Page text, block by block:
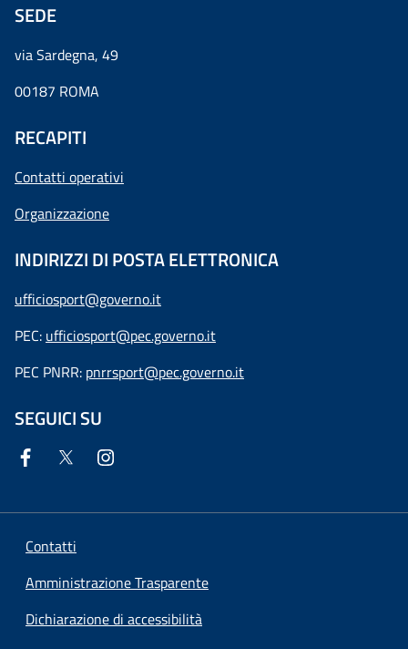
SEDE
via Sardegna, 49
00187 ROMA
RECAPITI
Contatti operativi
Organizzazione
INDIRIZZI DI POSTA ELETTRONICA
ufficiosport@governo.it
PEC: ufficiosport@pec.governo.it
PEC PNRR: pnrrsport@pec.governo.it
SEGUICI SU
Contatti
Amministrazione Trasparente
Dichiarazione di accessibilità